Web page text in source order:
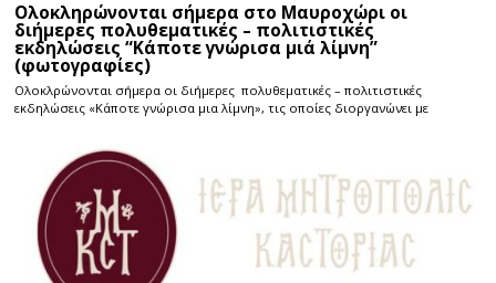
Ολοκληρώνονται σήμερα στο Μαυροχώρι οι
διήμερες πολυθεματικές – πολιτιστικές
εκδηλώσεις “Κάποτε γνώρισα μιά λίμνη”
(φωτογραφίες)
Ολοκλρώνονται σήμερα οι διήμερες πολυθεματικές – πολιτιστικές
εκδηλώσεις «Κάποτε γνώρισα μια λίμνη», τις οποίες διοργανώνει με